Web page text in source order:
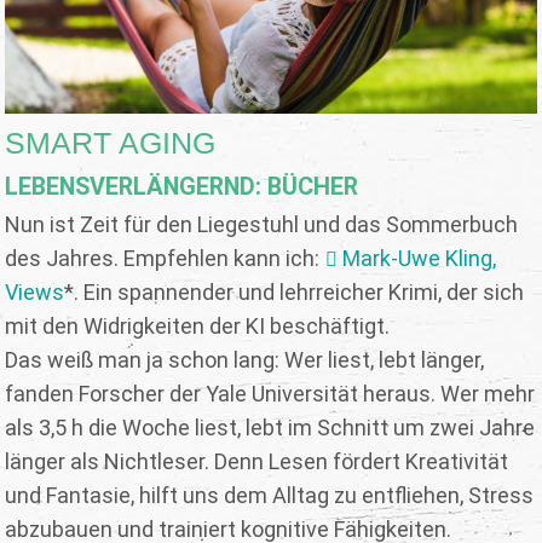
SMART AGING
LEBENSVERLÄNGERND: BÜCHER
Nun ist Zeit für den Liegestuhl und das Sommerbuch
des Jahres. Empfehlen kann ich:
Mark-Uwe Kling,
Views*. Ein spannender und lehrreicher Krimi, der sich
mit den Widrigkeiten der KI beschäftigt.
Das weiß man ja schon lang: Wer liest, lebt länger,
fanden Forscher der Yale Universität heraus. Wer mehr
als 3,5 h die Woche liest, lebt im Schnitt um zwei Jahre
länger als Nichtleser. Denn Lesen fördert Kreativität
und Fantasie, hilft uns dem Alltag zu entfliehen, Stress
abzubauen und trainiert kognitive Fähigkeiten.